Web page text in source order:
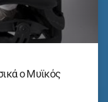
ο Μυϊκός